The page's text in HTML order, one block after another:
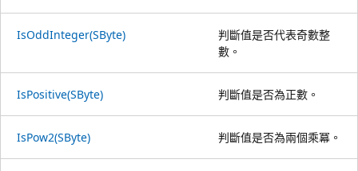
IsOddInteger(SByte)
判斷值是否代表奇數整
數。
IsPositive(SByte) 判斷值是否為正數。
IsPow2(SByte) 判斷值是否為兩個乘冪。